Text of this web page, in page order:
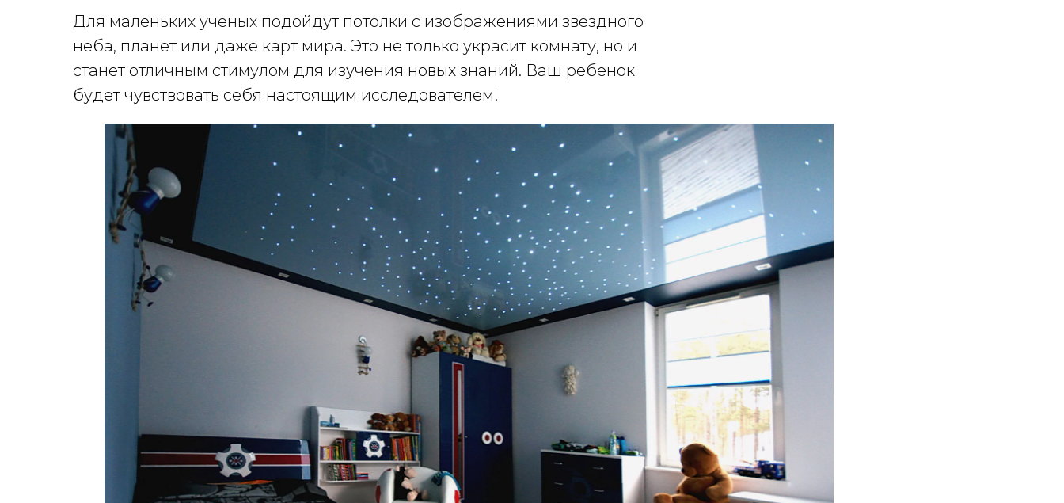
Для маленьких ученых подойдут потолки с изображениями звездного
неба, планет или даже карт мира. Это не только украсит комнату, но и
станет отличным стимулом для изучения новых знаний. Ваш ребенок
будет чувствовать себя настоящим исследователем!